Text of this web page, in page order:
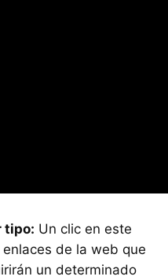
tipo: Un clic en este
de la web que
un determinado